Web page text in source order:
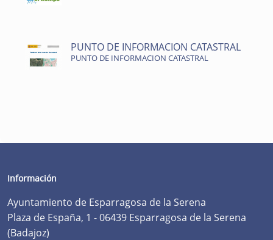
PUNTO DE INFORMACION CATASTRAL
PUNTO DE INFORMACION CATASTRAL
Información
Ayuntamiento de Esparragosa de la Serena
Plaza de España, 1 - 06439 Esparragosa de la Serena
(Badajoz)